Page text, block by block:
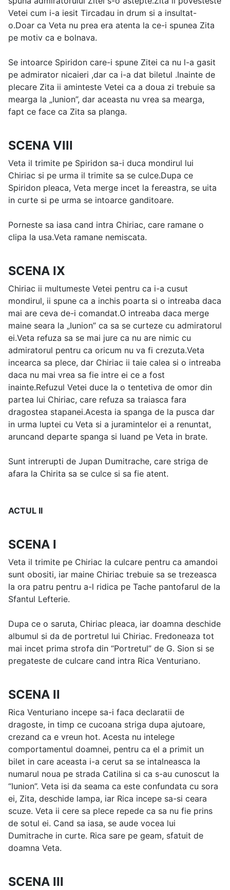
Vetei cum i-a iesit Tircadau in drum si a insultat-
o.Doar ca Veta nu prea era atenta la ce-i spunea Zita
pe motiv ca e bolnava.
Se intoarce Spiridon care-i spune Zitei ca nu l-a gasit
pe admirator nicaieri ,dar ca i-a dat biletul .Inainte de
plecare Zita ii aminteste Vetei ca a doua zi trebuie sa
mearga la „Iunion”, dar aceasta nu vrea sa mearga,
fapt ce face ca Zita sa planga.
SCENA VIII
Veta il trimite pe Spiridon sa-i duca mondirul lui
Chiriac si pe urma il trimite sa se culce.Dupa ce
Spiridon pleaca, Veta merge incet la fereastra, se uita
in curte si pe urma se intoarce ganditoare.
Porneste sa iasa cand intra Chiriac, care ramane o
clipa la usa.Veta ramane nemiscata.
SCENA IX
Chiriac ii multumeste Vetei pentru ca i-a cusut
mondirul, ii spune ca a inchis poarta si o intreaba daca
mai are ceva de-i comandat.O intreaba daca merge
maine seara la „Iunion” ca sa se curteze cu admiratorul
ei.Veta refuza sa se mai jure ca nu are nimic cu
admiratorul pentru ca oricum nu va fi crezuta.Veta
incearca sa plece, dar Chiriac ii taie calea si o intreaba
daca nu mai vrea sa fie intre ei ce a fost
inainte.Refuzul Vetei duce la o tentetiva de omor din
partea lui Chiriac, care refuza sa traiasca fara
dragostea stapanei.Acesta ia spanga de la pusca dar
in urma luptei cu Veta si a juramintelor ei a renuntat,
aruncand departe spanga si luand pe Veta in brate.
Sunt intrerupti de Jupan Dumitrache, care striga de
afara la Chirita sa se culce si sa fie atent.
ACTUL II
SCENA I
Veta il trimite pe Chiriac la culcare pentru ca amandoi
sunt obositi, iar maine Chiriac trebuie sa se trezeasca
la ora patru pentru a-l ridica pe Tache pantofarul de la
Sfantul Lefterie.
Dupa ce o saruta, Chiriac pleaca, iar doamna deschide
albumul si da de portretul lui Chiriac. Fredoneaza tot
mai incet prima strofa din “Portretul” de G. Sion si se
pregateste de culcare cand intra Rica Venturiano.
SCENA II
Rica Venturiano incepe sa-i faca declaratii de
dragoste, in timp ce cucoana striga dupa ajutoare,
crezand ca e vreun hot. Acesta nu intelege
comportamentul doamnei, pentru ca el a primit un
bilet in care aceasta i-a cerut sa se intalneasca la
numarul noua pe strada Catilina si ca s-au cunoscut la
“Iunion”. Veta isi da seama ca este confundata cu sora
ei, Zita, deschide lampa, iar Rica incepe sa-si ceara
scuze. Veta ii cere sa plece repede ca sa nu fie prins
de sotul ei. Cand sa iasa, se aude vocea lui
Dumitrache in curte. Rica sare pe geam, sfatuit de
doamna Veta.
SCENA III